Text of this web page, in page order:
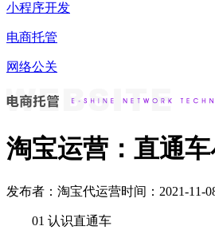
小程序开发
电商托管
网络公关
淘宝运营：直通
发布者：淘宝代运营时间：2021-11-
01 认识直通车